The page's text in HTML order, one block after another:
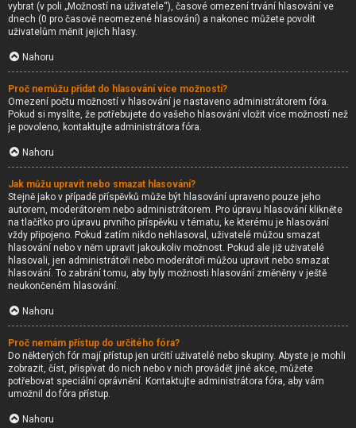
vybrat (v poli „Možností na uživatele“), časové omezení trvání hlasování ve
dnech (0 pro časově neomezené hlasování) a nakonec můžete povolit
uživatelům měnit jejich hlasy.
Nahoru
Proč nemůžu přidat do hlasování více možností?
Omezení počtu možností v hlasování je nastaveno administrátorem fóra.
Pokud si myslíte, že potřebujete do vašeho hlasování vložit více možností než
je povoleno, kontaktujte administrátora fóra.
Nahoru
Jak můžu upravit nebo smazat hlasování?
Stejně jako v případě příspěvků může být hlasování upraveno pouze jeho
autorem, moderátorem nebo administrátorem. Pro úpravu hlasování klikněte
na tlačítko pro úpravu prvního příspěvku v tématu, ke kterému je hlasování
vždy připojeno. Pokud zatím nikdo nehlasoval, uživatelé můžou smazat
hlasování nebo v něm upravit jakoukoliv možnost. Pokud ale již uživatelé
hlasovali, jen administrátoři nebo moderátoři můžou upravit nebo smazat
hlasování. To zabrání tomu, aby byly možnosti hlasování změněny v ještě
neukončeném hlasování.
Nahoru
Proč nemám přístup do určitého fóra?
Do některých fór mají přístup jen určití uživatelé nebo skupiny. Abyste je mohli
zobrazit, číst, přispívat do nich nebo v nich provádět jiné akce, můžete
potřebovat speciální oprávnění. Kontaktujte administrátora fóra, aby vám
umožnil do fóra přístup.
Nahoru